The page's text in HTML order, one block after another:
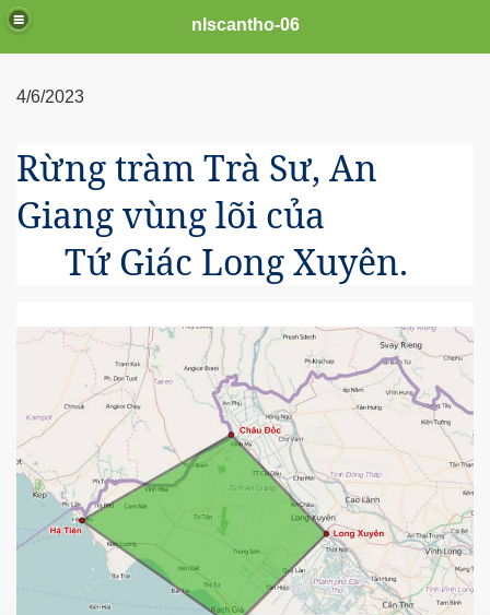
nlscantho-06
4/6/2023
Rừng tràm Trà Sư, An
Giang vùng lõi của
Tứ Giác Long Xuyên.
em
1